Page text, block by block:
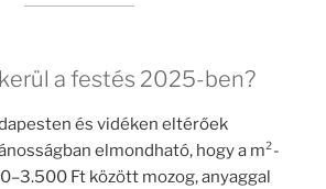
a festés 2025-ben?
és vidéken eltérőek
elmondható, hogy a m²-
Ft között mozog, anyaggal